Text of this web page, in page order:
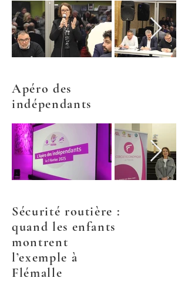
Apéro des
indépendants
Sécurité routière :
quand les enfants
montrent
l’exemple à
Flémalle